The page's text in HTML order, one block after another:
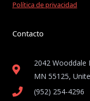
Política de privacidad
Contacto
2042 Wooddale
MN 55125,
(952) 254-4296